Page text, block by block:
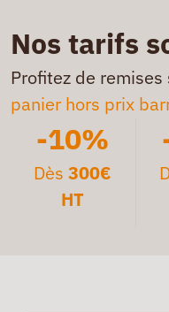
Nos tarifs
Profitez de remises
panier hors prix
-10%
Dès300€
HT